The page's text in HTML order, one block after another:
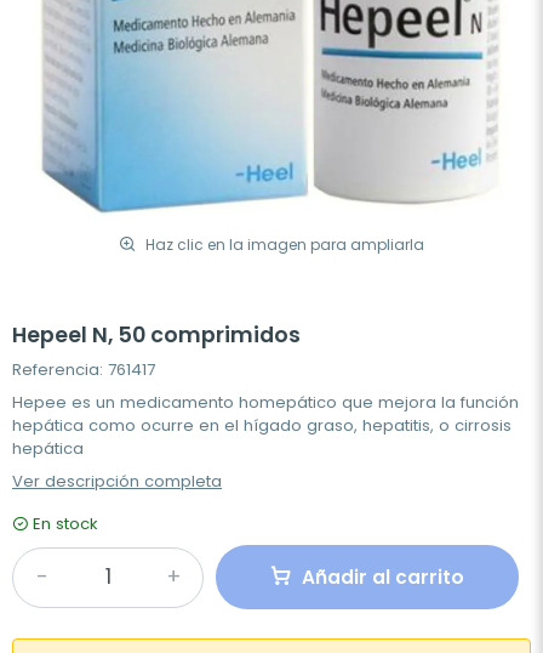
Haz clic en la imagen para ampliarla
Hepeel N, 50 comprimidos
Referencia: 761417
Hepee es un medicamento homepático que mejora la función
hepática como ocurre en el hígado graso, hepatitis, o cirrosis
hepática
Ver descripción completa
En stock
Añadir al carrito